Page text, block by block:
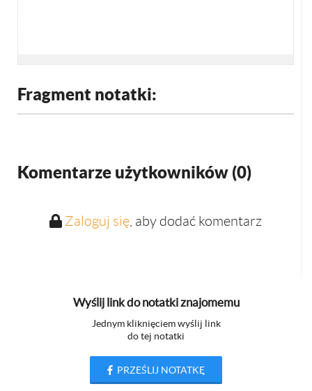
Fragment notatki:
Komentarze użytkowników (0)
Zaloguj się, aby dodać komentarz
Wyślij link do notatki znajomemu
Jednym kliknięciem wyślij link
do tej notatki
PRZEŚLIJ NOTATKĘ